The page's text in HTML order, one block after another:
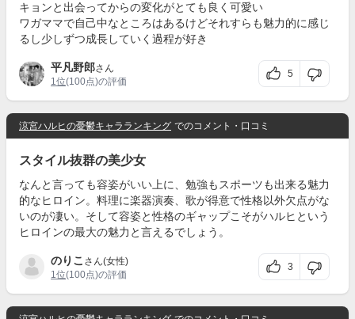
キョンと出会ってからの変化がとても良く可愛い
ワガママで自己中なところはあるけどそれすらも魅力的に感じ
るし少しずつ成長していく過程が好き
平凡野郎さん
1位(100点)の評価
5
涼宮ハルヒの憂鬱キャラランキング でのコメント・口コミ
スタイル抜群の美少女
なんと言っても容姿がいい上に、勉強もスポーツも出来る魅力
的なヒロイン。料理に楽器演奏、歌が得意で性格以外欠点がな
いのが凄い。そして容姿と性格のギャップこそがハルヒという
ヒロインの最大の魅力と言えるでしょう。
のりこ さん(女性)
1位(100点)の評価
3